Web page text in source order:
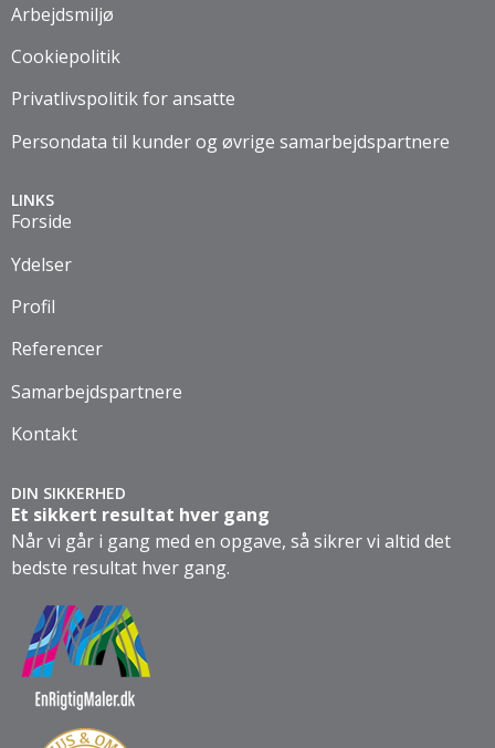
Arbejdsmiljø
Cookiepolitik
Privatlivspolitik for ansatte
Persondata til kunder og øvrige samarbejdspartnere
LINKS
Forside
Ydelser
Profil
Referencer
Samarbejdspartnere
Kontakt
DIN SIKKERHED
Et sikkert resultat hver gang
Når vi går i gang med en opgave, så sikrer vi altid det
bedste resultat hver gang.